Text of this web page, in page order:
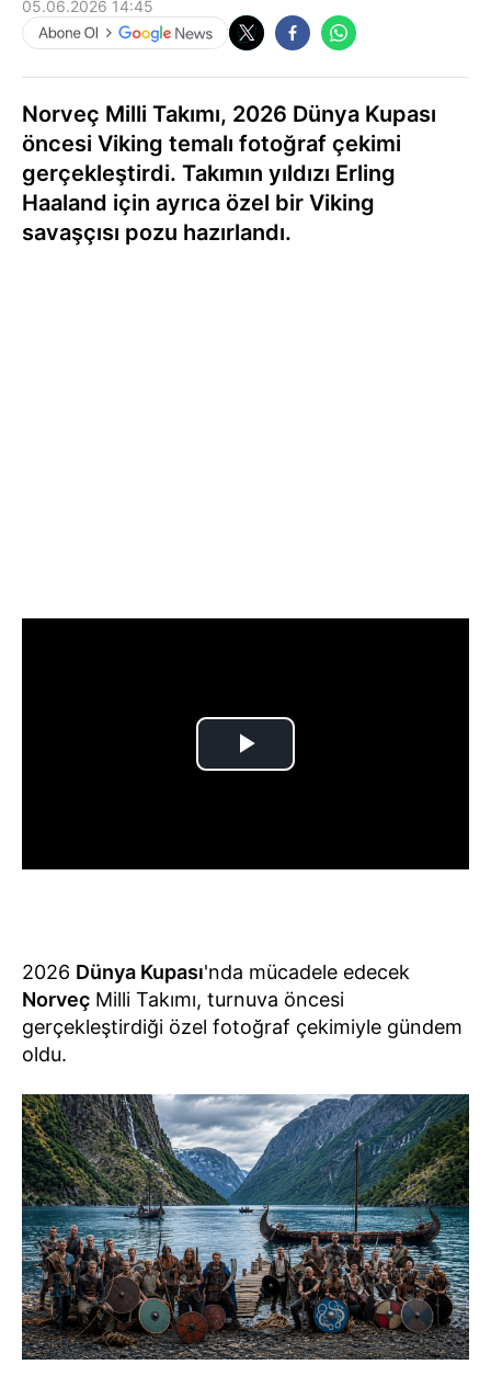
05.06.2026 14:45
Norveç Milli Takımı, 2026 Dünya Kupası
öncesi Viking temalı fotoğraf çekimi
gerçekleştirdi. Takımın yıldızı Erling
Haaland için ayrıca özel bir Viking
savaşçısı pozu hazırlandı.
2026 Dünya Kupası'nda mücadele edecek
Norveç Milli Takımı, turnuva öncesi
gerçekleştirdiği özel fotoğraf çekimiyle gündem
oldu.